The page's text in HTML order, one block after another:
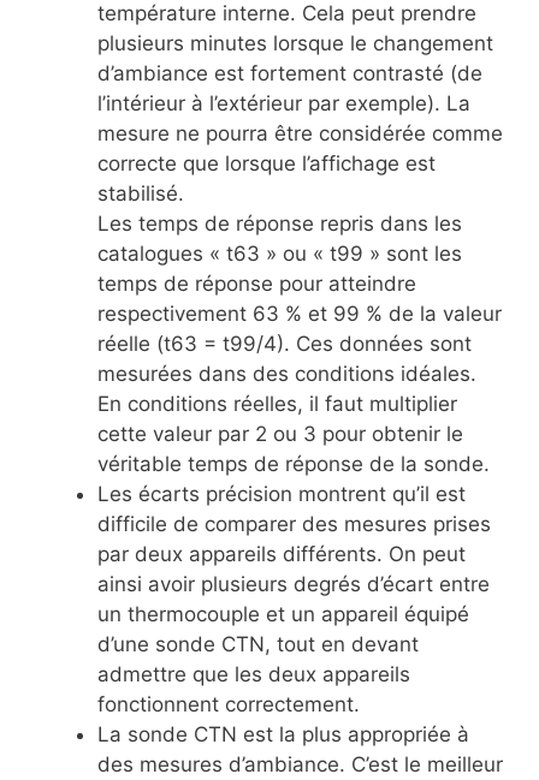
température interne. Cela peut prendre
plusieurs minutes lorsque le changement
d’ambiance est fortement contrasté (de
l’intérieur à l’extérieur par exemple). La
mesure ne pourra être considérée comme
correcte que lorsque l’affichage est
stabilisé.
Les temps de réponse repris dans les
catalogues « t63 » ou « t99 » sont les
temps de réponse pour atteindre
respectivement 63 % et 99 % de la valeur
réelle (t63 = t99/4). Ces données sont
mesurées dans des conditions idéales.
En conditions réelles, il faut multiplier
cette valeur par 2 ou 3 pour obtenir le
véritable temps de réponse de la sonde.
Les écarts précision montrent qu’il est
difficile de comparer des mesures prises
par deux appareils différents. On peut
ainsi avoir plusieurs degrés d’écart entre
un thermocouple et un appareil équipé
d’une sonde CTN, tout en devant
admettre que les deux appareils
fonctionnent correctement.
La sonde CTN est la plus appropriée à
des mesures d’ambiance. C’est le meilleur